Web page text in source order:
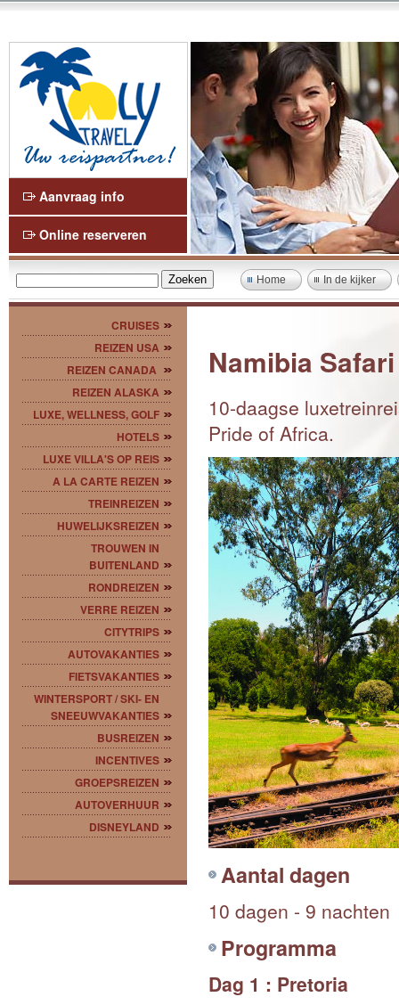
Aanvraag info
Online reserveren
Home In de kijker
CRUISES
REIZEN USA
REIZEN CANADA
REIZEN ALASKA
LUXE, WELLNESS, GOLF
HOTELS
LUXE VILLA'S OP REIS
A LA CARTE REIZEN
TREINREIZEN
HUWELIJKSREIZEN
TROUWEN IN
BUITENLAND
RONDREIZEN
VERRE REIZEN
CITYTRIPS
AUTOVAKANTIES
FIETSVAKANTIES
WINTERSPORT / SKI- EN
SNEEUWVAKANTIES
BUSREIZEN
INCENTIVES
GROEPSREIZEN
AUTOVERHUUR
DISNEYLAND
Namibia
10-daagse
Pride of Africa.
Aantal dagen
10 dagen - 9 nachten
Programma
Dag 1 : Pretoria